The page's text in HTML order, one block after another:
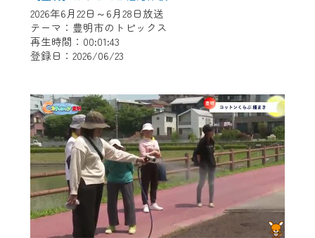
2026年6月22日～6月28日放送
テーマ：豊明市のトピックス
再生時間：00:01:43
登録日：2026/06/23
※マイページへのログインには、MyIDが必
要となります。
※MyIDとは、CCNet Web TVを含むCCNetの
各種サービスをご利用頂くためのIDです。
で設定できます。
（GmailやYahooなどのフリーメールアドレ
スでも作成可能です）
※マイページへのログイン・MyIDの新規登
録はこちらから
※CCNetアプリをご利用中の方は引き続き
ご視聴いただけます。